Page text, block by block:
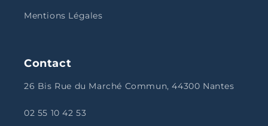
Mentions Légales
Contact
26 Bis Rue du Marché Commun, 44300 Nantes
02 55 10 42 53